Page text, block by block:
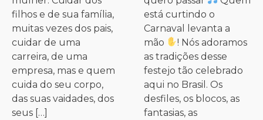
filhos e de sua família,
muitas vezes dos pais,
cuidar de uma
carreira, de uma
empresa, mas e quem
cuida do seu corpo,
das suas vaidades, dos
seus […]
está curtindo o
Carnaval levanta a
mão
! Nós adoramos
as tradições desse
festejo tão celebrado
aqui no Brasil. Os
desfiles, os blocos, as
fantasias, as